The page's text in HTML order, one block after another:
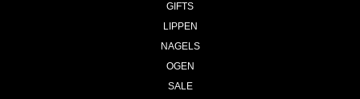
GIFTS
LIPPEN
NAGELS
OGEN
SALE